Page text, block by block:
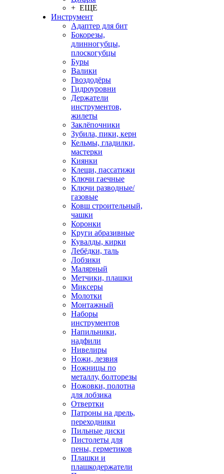
+ ЕЩЕ
Инструмент
Адаптер для бит
Бокорезы,
длинногубцы,
плоскогубцы
Буры
Валики
Гвоздодёры
Гидроуровни
Держатели
инструментов,
жилеты
Заклёпочники
Зубила, пики, керн
Кельмы, гладилки,
мастерки
Киянки
Клещи, пассатижи
Ключи гаечные
Ключи разводные/
газовые
Ковш строительный,
чашки
Коронки
Круги абразивные
Кувалды, кирки
Лебёдки, таль
Лобзики
Малярный
Метчики, плашки
Миксеры
Молотки
Монтажный
Наборы
инструментов
Напильники,
надфили
Нивелиры
Ножи, лезвия
Ножницы по
металлу, болторезы
Ножовки, полотна
для лобзика
Отвертки
Патроны на дрель,
переходники
Пильные диски
Пистолеты для
пены, герметиков
Плашки и
плашкодержатели